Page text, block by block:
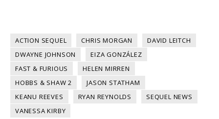
ACTION SEQUEL CHRIS MORGAN
DAVID LEITCH
DWAYNE JOHNSON
EIZA GONZÁLEZ
FAST & FURIOUS
HELEN MIRREN
HOBBS & SHAW 2
JASON STATHAM
KEANU REEVES
RYAN REYNOLDS
SEQUEL NEWS
VANESSA KIRBY